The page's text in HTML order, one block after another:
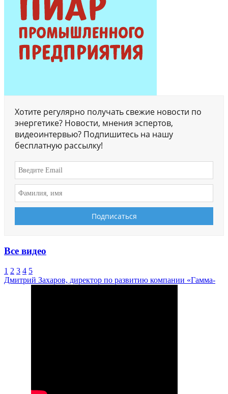
Хотите регулярно получать свежие новости по
энергетике? Новости, мнения эспертов,
видеоинтервью? Подпишитесь на нашу
бесплатную рассылку!
Все видео
1 2 3 4 5
Дмитрий Захаров, директор по развитию компании «Гамма-